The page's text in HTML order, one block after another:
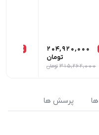
204,920,000
تومان
315,262,000 تومان
35٪
پرسش ها